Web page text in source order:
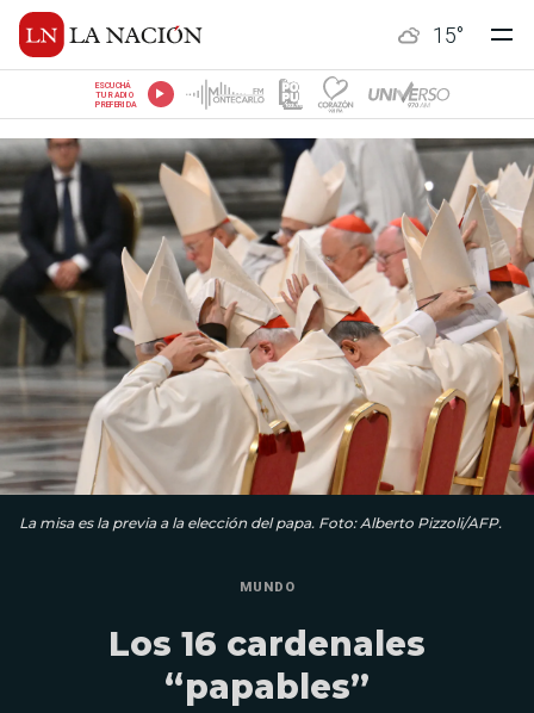
15°
ESCUCHÁ
TU RADIO
PREFERIDA
La misa es la previa a la elección del papa. Foto: Alberto Pizzoli/AFP.
MUNDO
Los 16 cardenales
“papables”